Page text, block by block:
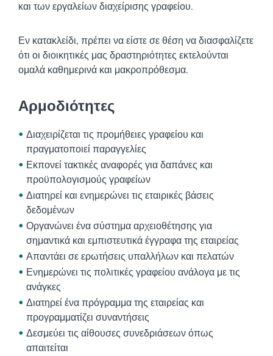
και των εργαλείων διαχείρισης γραφείου.
Εν κατακλείδι, πρέπει να είστε σε θέση να διασφαλίζετε
ότι οι διοικητικές μας δραστηριότητες εκτελούνται
ομαλά καθημερινά και μακροπρόθεσμα.
Αρμοδιότητες
Διαχειρίζεται τις προμήθειες γραφείου και
πραγματοποιεί παραγγελίες
Εκπονεί τακτικές αναφορές για δαπάνες και
προϋπολογισμούς γραφείων
Διατηρεί και ενημερώνει τις εταιρικές βάσεις
δεδομένων
Οργανώνει ένα σύστημα αρχειοθέτησης για
σημαντικά και εμπιστευτικά έγγραφα της εταιρείας
Απαντάει σε ερωτήσεις υπαλλήλων και πελατών
Ενημερώνει τις πολιτικές γραφείου ανάλογα με τις
ανάγκες
Διατηρεί ένα πρόγραμμα της εταιρείας και
προγραμματίζει συναντήσεις
Δεσμεύει τις αίθουσες συνεδριάσεων όπως
απαιτείται